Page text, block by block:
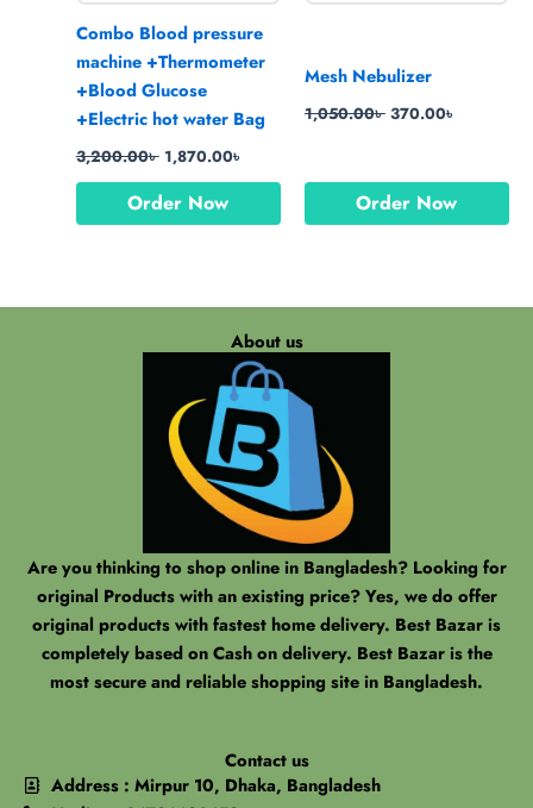
Combo Blood pressure
machine +Thermometer
+Blood Glucose
+Electric hot water Bag
3,200.00৳ 1,870.00৳
Order Now
Mesh Nebulizer
1,050.00৳ 370.00৳
Order Now
About us
Are you thinking to shop online in Bangladesh? Looking for
original Products with an existing price? Yes, we do offer
original products with fastest home delivery. Best Bazar is
completely based on Cash on delivery. Best Bazar is the
most secure and reliable shopping site in Bangladesh.
Contact us
Address : Mirpur 10, Dhaka, Bangladesh